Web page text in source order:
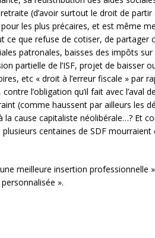
(d’avoir surtout le droit de partir
les plus précaires, et est même
que refuse de cotiser, de partager
patronales, baisses des impôts sur
partielle de l’ISF, projet de baisser
etc « droit à l’erreur fiscale » par
l’obligation qu’il fait avec l’aval
(comme haussent par ailleurs les
la cause capitaliste néolibérale…? Et
centaines de SDF mourraient
meilleure insertion professionnelle
».